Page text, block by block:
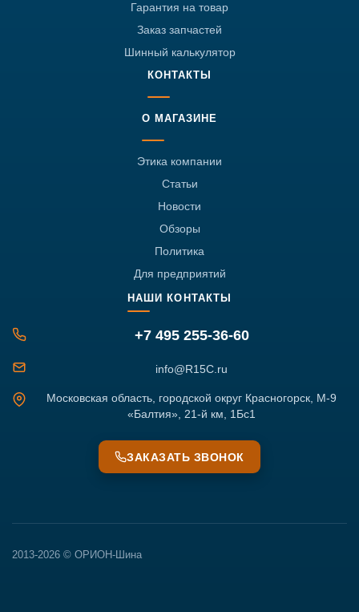
Гарантия на товар
Заказ запчастей
Шинный калькулятор
КОНТАКТЫ
О МАГАЗИНЕ
Этика компании
Статьи
Новости
Обзоры
Политика
Для предприятий
НАШИ КОНТАКТЫ
+7 495 255-36-60
info@R15C.ru
Московская область, городской округ Красногорск, М-9
«Балтия», 21-й км, 1Бс1
ЗАКАЗАТЬ ЗВОНОК
2013-2026 © ОРИОН-Шина